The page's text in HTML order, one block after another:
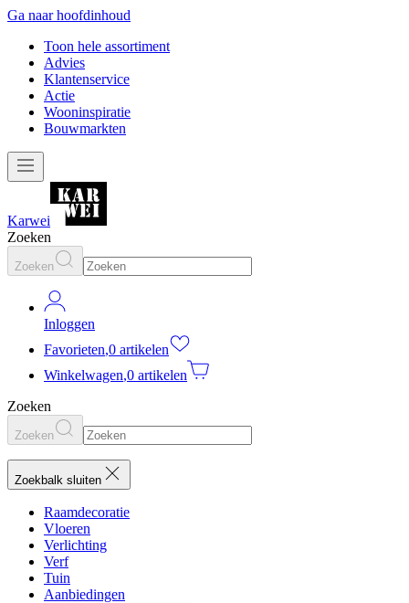
Ga naar hoofdinhoud
Toon hele assortiment
Advies
Klantenservice
Actie
Wooninspiratie
Bouwmarkten
Karwei
Zoeken
Zoeken
Inloggen
Favorieten,0 artikelen
Winkelwagen,0 artikelen
Zoeken
Zoeken
Zoekbalk sluiten
Raamdecoratie
Vloeren
Verlichting
Verf
Tuin
Aanbiedingen